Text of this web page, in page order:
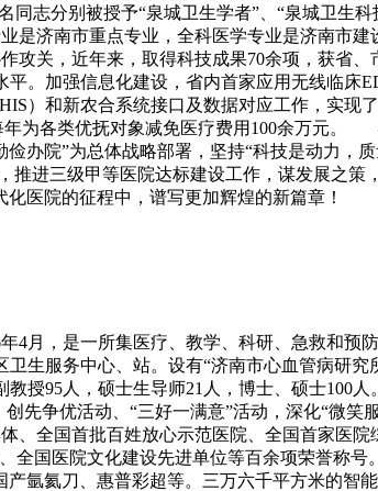
同志分别被授予“泉城卫生学者”、“泉城卫生
是济南市重点专业，全科医学专业是济南市
攻关，近年来，取得科技成果70余项，获省
。加强信息化建设，省内首家应用无线临床
）和新农合系统接口及数据对应工作，实
年为各类优抚对象减免医疗费用100余万元
办院”为总体战略部署，坚持“科技是动力，
推进三级甲等医院达标建设工作，谋发展之
医院的征程中，谱写更加辉煌的新篇章！
4月，是一所集医疗、教学、科研、急救和
生服务中心、站。设有“济南市心血管病研
授95人，硕士生导师21人，博士、硕士100
先争优活动、“三好一满意”活动，深化“微
、全国首批百姓放心示范医院、全国首家医
全国医院文化建设先进单位等百余项荣誉
氩氦刀、惠普彩超等。三万六千平方米的